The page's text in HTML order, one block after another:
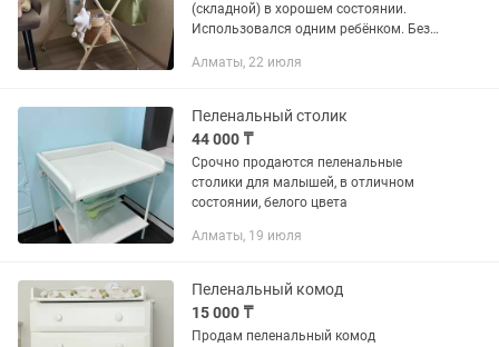
(складной) в хорошем состоянии.
Использовался одним ребёнком. Без
аккуратное. В подарок отдам кокон,
Алматы, 22 июля
Пеленальный столик
44 000 ₸
Срочно продаются пеленальные
столики для малышей, в отличном
состоянии, белого цвета
Алматы, 19 июля
Пеленальный комод
15 000 ₸
Продам пеленальный комод